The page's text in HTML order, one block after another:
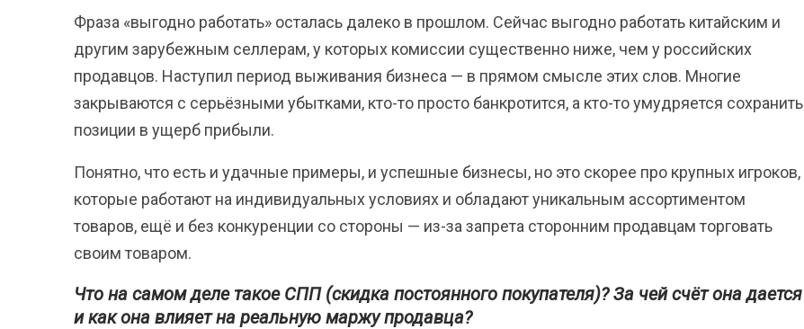
Фраза «выгодно работать» осталась далеко в прошлом. Сейчас выгодно работать китайским и
другим зарубежным селлерам, у которых комиссии существенно ниже, чем у российских
продавцов. Наступил период выживания бизнеса — в прямом смысле этих слов. Многие
закрываются с серьёзными убытками, кто-то просто банкротится, а кто-то умудряется сохранить
позиции в ущерб прибыли.
Понятно, что есть и удачные примеры, и успешные бизнесы, но это скорее про крупных игроков,
которые работают на индивидуальных условиях и обладают уникальным ассортиментом
товаров, ещё и без конкуренции со стороны — из-за запрета сторонним продавцам торговать
своим товаром.
Что на самом деле такое СПП (скидка постоянного покупателя)?За чей счёт она дается
и как она влияет на реальную маржу продавца?